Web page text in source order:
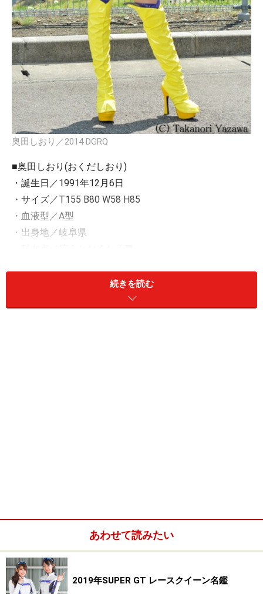
奥田しおり／2014 DGRQ
■奥田しおり(おくだしおり)
・誕生日／1991年12月6日
・サイズ／T155 B80 W58 H85
・血液型／A型
・出身地／岐阜県
・特技／ピアノ演奏
・ブログ／http://ameblo.jp/aine-sakura/
続きを読む
あわせて読みたい
2019年SUPER GT レースクイーン名鑑